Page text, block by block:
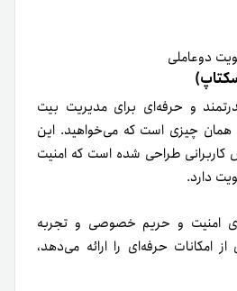
دوعاملی
و حرفه‌ای برای مدیریت بیت‌
کوین هستید، Sparrow همان چیزی است که می‌خواهید. این
طراحی‌ شده است که امنیت
دارد.
امنیت و حریم خصوصی و تجربه
امکانات حرفه‌ای را ارائه می‌دهد،